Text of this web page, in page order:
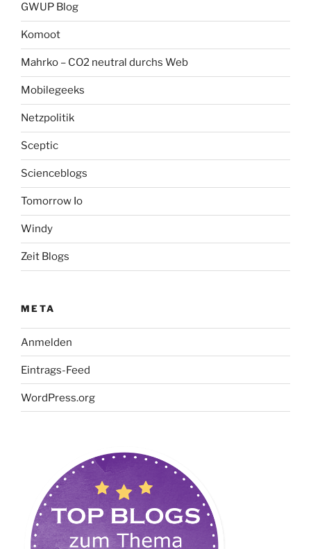
GWUP Blog
Komoot
Mahrko – CO2 neutral durchs Web
Mobilegeeks
Netzpolitik
Sceptic
Scienceblogs
Tomorrow Io
Windy
Zeit Blogs
META
Anmelden
Eintrags-Feed
WordPress.org